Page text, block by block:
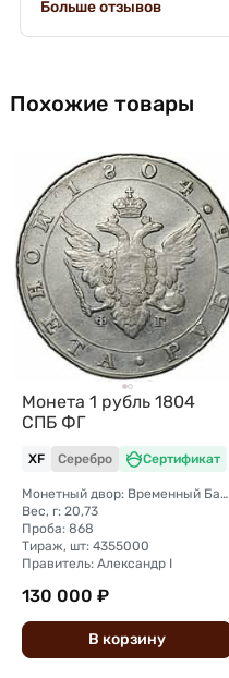
Больше отзывов
Похожие товары
Монета 1 рубль 1804
СПБ ФГ
XF Серебро Сертификат
Монетный двор: Временный Банковский монетный двор (Санкт-Петербург)
Вес, г: 20,73
Проба: 868
Тираж, шт: 4355000
Правитель: Александр I
130 000 ₽
В корзину